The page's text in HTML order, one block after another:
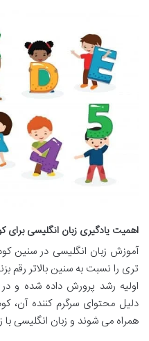
اهمیت یادگیری زبان انگلیسی برای
آموزش زبان انگلیسی در سنین
تری را نسبت به سنین بالاتر رقم
اولیه رشد پرورش داده شده و
دلیل محتوای سرگرم کننده آن،
همراه می شوند و زبان انگلیسی